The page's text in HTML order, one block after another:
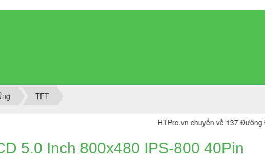
TFT
HTPro.vn chuyển về 137 Đường Đông
5.0 Inch 800x480 IPS-800 40Pin